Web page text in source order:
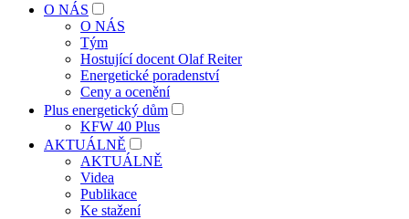
O NÁS
O NÁS
Tým
Hostující docent Olaf Reiter
Energetické poradenství
Ceny a ocenění
Plus energetický dům
KFW 40 Plus
AKTUÁLNĚ
AKTUÁLNĚ
Videa
Publikace
Ke stažení